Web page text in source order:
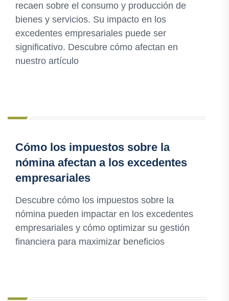
recaen sobre el consumo y producción de
bienes y servicios. Su impacto en los
excedentes empresariales puede ser
significativo. Descubre cómo afectan en
nuestro artículo
Cómo los impuestos sobre la
nómina afectan a los excedentes
empresariales
Descubre cómo los impuestos sobre la
nómina pueden impactar en los excedentes
empresariales y cómo optimizar su gestión
financiera para maximizar beneficios